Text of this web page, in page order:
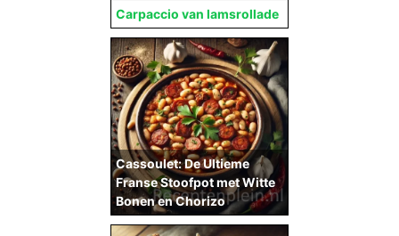
Carpaccio van lamsrollade
Cassoulet: De Ultieme
Franse Stoofpot met Witte
Bonen en Chorizo